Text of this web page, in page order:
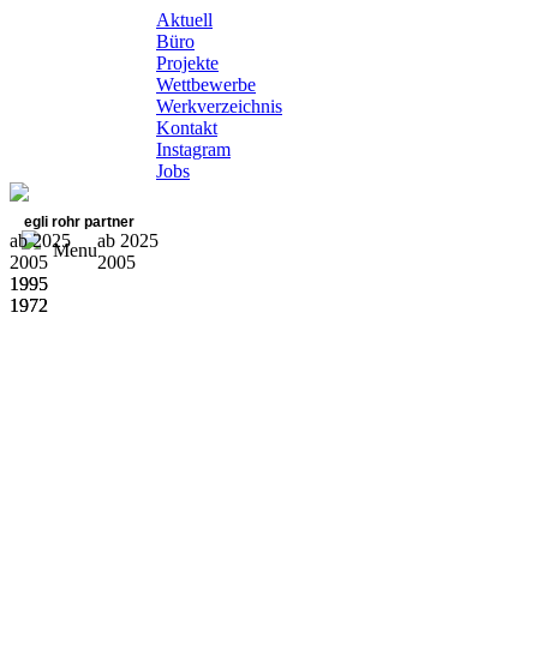
Aktuell
Büro
Projekte
Wettbewerbe
Werkverzeichnis
Kontakt
Instagram
Jobs
egli rohr partner
Menu
ab 2025
2005
1995
1972
ab 2025
2005
1995
1972